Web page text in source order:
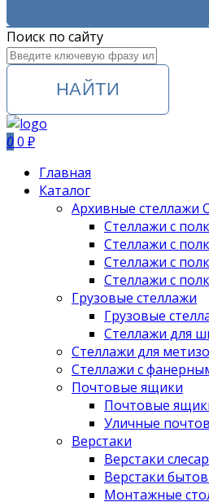
Поиск по сайту
НАЙТИ
00 ₽
Главная
Каталог
Архивные стеллажи
Стеллажи с
Стеллажи с
Стеллажи с
Стеллажи с
Грузовые стеллажи
Грузовые
Стеллажи для
Стеллажи для
Стеллажи с
Почтовые ящики
Почтовые
Уличные
Верстаки
Верстаки
Верстаки
Монтажные